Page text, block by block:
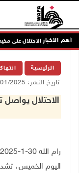
أهم الاخبار
الرئيسية
تاريخ النشر: 30/01/2025 08:19 ص
الاحتلال
اليوم الخميس،